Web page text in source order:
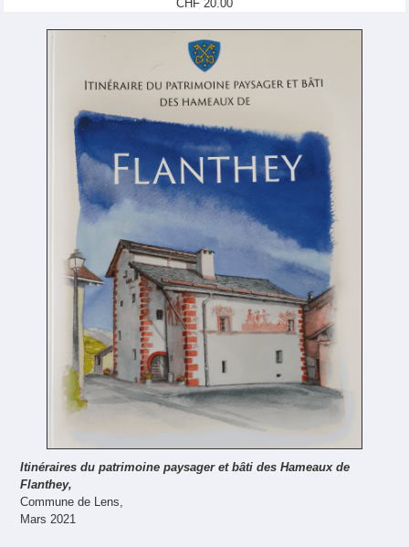
CHF 20.00
Itinéraires du patrimoine paysager et bâti des Hameaux de
Flanthey,
Commune de Lens,
Mars 2021